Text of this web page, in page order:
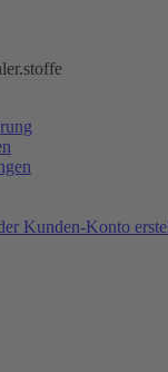
Kunden-Konto